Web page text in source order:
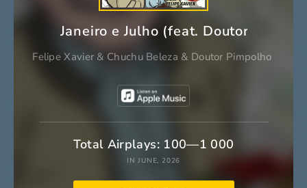
Janeiro e Julho (feat. Doutor
Felipe Xavier & Chuchu Beleza & Doutor Pimpolho
Total Airplays: 100—1 000
IN JUNE, 2026